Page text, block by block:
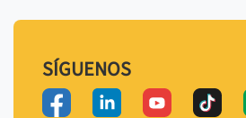
SÍGUENOS